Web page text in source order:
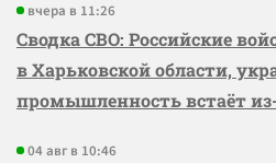
вчера в 11:26
Сводка СВО: Российские
в Харьковской области,
промышленность встаёт
04 авг в 10:46